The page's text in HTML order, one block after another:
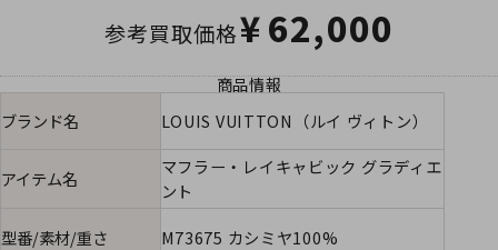
参考買取価格¥62,000
商品情報
ブランド名
LOUIS VUITTON（ルイ ヴィトン）
アイテム名
マフラー・レイキャビック グラディエ
ント
型番/素材/重さ
M73675 カシミヤ100%